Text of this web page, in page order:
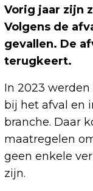
Vorig jaar zijn
Volgens de
gevallen. De
terugkeert.
In 2023
bij het afval en
branche. Daar
maatregelen
geen enkele
zijn.